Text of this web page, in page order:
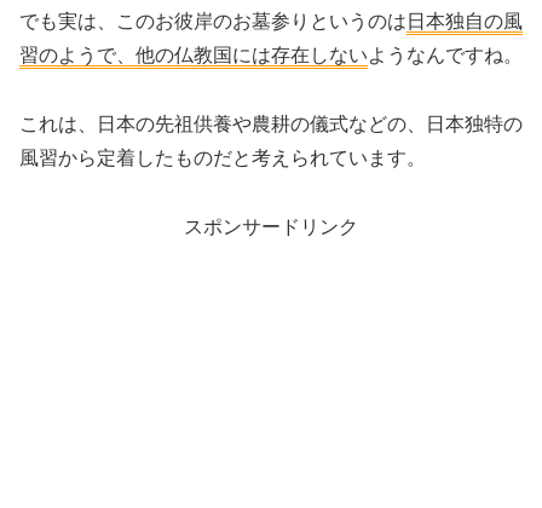
でも実は、このお彼岸のお墓参りというのは 日本独自の風
習のようで、他の仏教国には存在しないようなんですね。
これは、日本の先祖供養や農耕の儀式などの、日本独特の
風習から定着したものだと考えられています。
スポンサードリンク